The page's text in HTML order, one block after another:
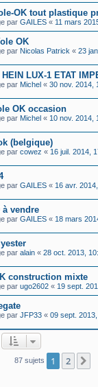
OK tout plastique
par GAILES « 11 mars
OK
par Nicolas Patrick « 23
LUX-1 ETAT
par Michel « 30 nov. 2014,
OK occasion
par Michel « 10 nov. 2014,
(belgique)
par cowez « 16 juil. 2014,
par GAILES « 16 avr.
à vendre
par GAILES « 18 mars
par alain « 28 oct. 2013,
construction mixte
par ugo2602 « 19 sept.
par JFP33 « 09 sept. 2013,
87 sujets 1 2